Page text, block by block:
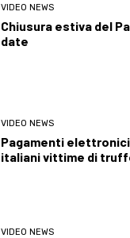
VIDEO NEWS
Chiusura estiva del
date
VIDEO NEWS
Pagamenti
italiani vittime di
VIDEO NEWS